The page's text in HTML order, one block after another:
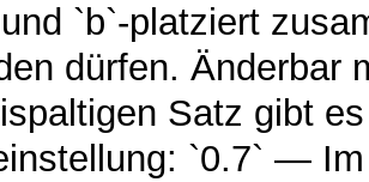
`b`-platziert
dürfen. Änderbar
Satz gibt
`0.7` —